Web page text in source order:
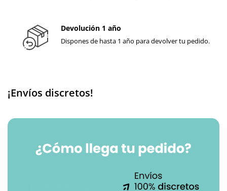
Devolución 1 año
Dispones de hasta 1 año para devolver tu pedido.
¡Envíos discretos!